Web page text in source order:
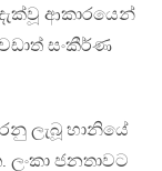
ආකාරයෙන්
සංකීර්ණ
ලැබූ හානියේ
ජනතාවට